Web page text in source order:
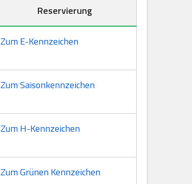
Reservierung
Zum E-Kennzeichen
Zum Saisonkennzeichen
Zum H-Kennzeichen
Zum Grünen Kennzeichen